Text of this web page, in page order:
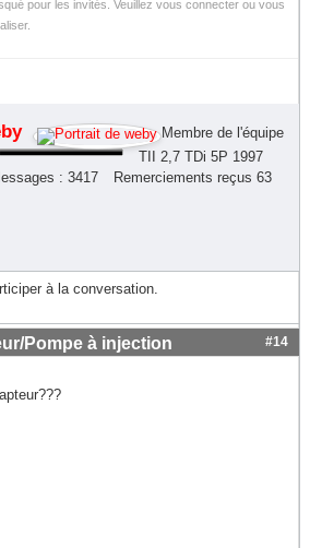
pour les invités. Veuillez vous connecter ou vous
Membre de l'équipe
TII 2,7 TDi 5P 1997
: 3417
Remerciements reçus 63
à la conversation.
Pompe à injection #14